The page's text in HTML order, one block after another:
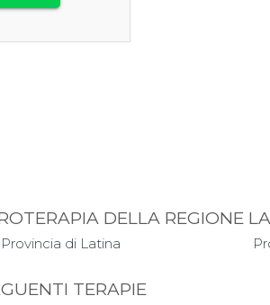
DELLA REGIONE
Provincia di Latina
TERAPIE